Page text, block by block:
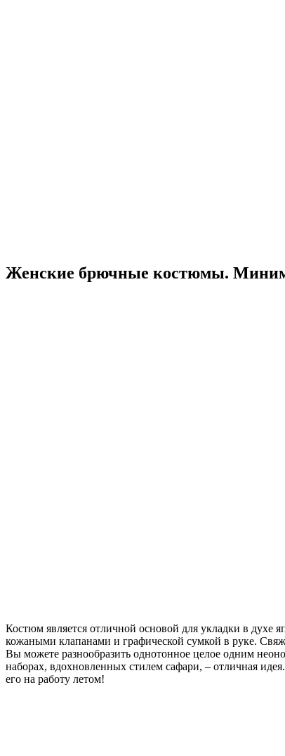
Женские брючные костюмы.
Костюм является отличной основой для укладки в духе
кожаными клапанами и графической сумкой в руке.
Вы можете разнообразить однотонное целое одним
наборах, вдохновленных стилем сафари, – отличная
его на работу летом!